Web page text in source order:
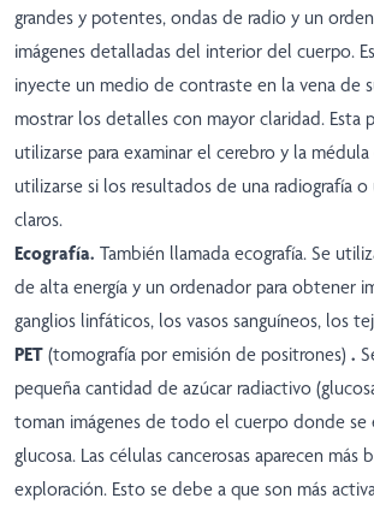
grandes y potentes, ondas de radio y un
imágenes detalladas del interior del cuerpo.
inyecte un medio de contraste en la vena de
mostrar los detalles con mayor claridad. Esta
utilizarse para examinar el cerebro y la
utilizarse si los resultados de una radiografía o
claros.
Ecografía. También llamada ecografía. Se
de alta energía y un ordenador para obtener
ganglios linfáticos, los vasos sanguíneos, los
PET (tomografía por emisión de positrones) .
pequeña cantidad de azúcar radiactivo
toman imágenes de todo el cuerpo donde se
glucosa. Las células cancerosas aparecen más
exploración. Esto se debe a que son más